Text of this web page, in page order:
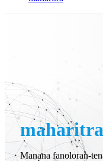
maharitra
Manana fanoloran-